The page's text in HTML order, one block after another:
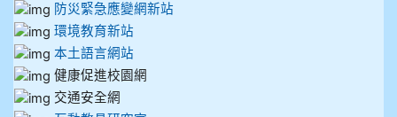
防災緊急應變網新站
環境教育新站
本土語言網站
健康促進校園網
交通安全網